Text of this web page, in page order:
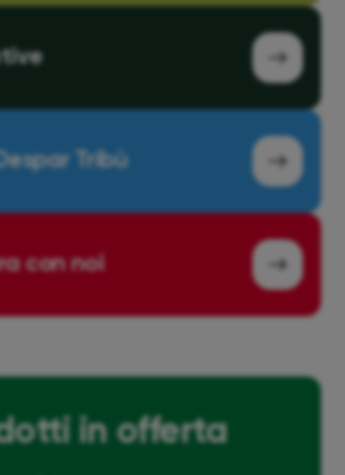
Tribù
con noi
in offerta